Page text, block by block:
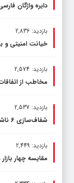
دایره واژگان
بازدید: 2,836
خیانت امنیتی و
بازدید: 2,574
مخاطب از
بازدید: 2,537
شفاف‌سازی ۶ ناشر بورسی در سامانه کدال
بازدید: 2,449
مقایسه چهار بازار